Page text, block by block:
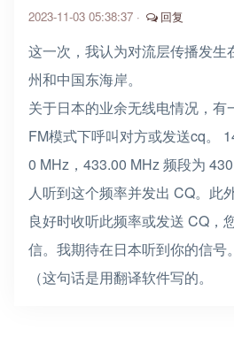
2023-11-03 05:38:37 · 回复
这一次，我认为对流层传播发生
州和中国东海岸。
关于日本的业余无线电情况，有
FM模式下呼叫对方或发送cq。
0 MHz，433.00 MHz 频段为
人听到这个频率并发出 CQ。此
良好时收听此频率或发送 CQ，
信。我期待在日本听到你的信号
（这句话是用翻译软件写的。